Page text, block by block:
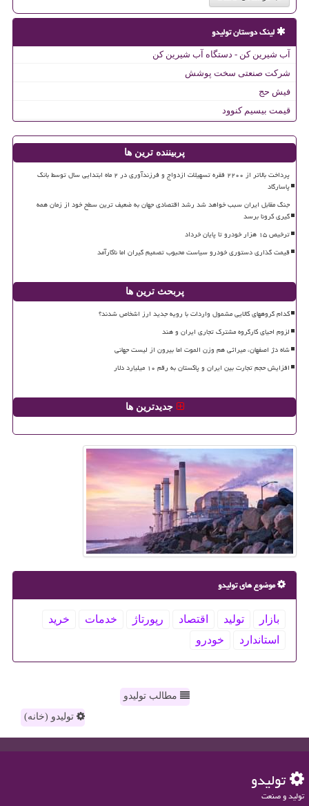
لینک دوستان تولیدو
آب شیرین کن - دستگاه آب شیرین کن
شرکت صنعتی سخت پوشش
فیش حج
قیمت بیسیم کنوود
پربیننده ترین ها
پرداخت بالاتر از ۲۲۰۰ فقره تسهیلات ازدواج و فرزندآوری در ۲ ماه ابتدایی سال توسط بانک
پاسارگاد
جنگ مقابل ایران سبب خواهد شد رشد اقتصادی جهان به ضعیف ترین سطح خود از زمان همه
گیری کرونا برسد
ترخیص ۱۵ هزار خودرو تا پایان خرداد
قیمت گذاری دستوری خودرو سیاست محبوب تصمیم گیران اما ناکارآمد
پربحث ترین ها
کدام گروههای کالایی مشمول واردات با رویه جدید ارز اشخاص شدند؟
لزوم احیای کارگروه مشترک تجاری ایران و هند
شاه دژ اصفهان، میراثی هم وزن الموت اما بیرون از لیست جهانی
افزایش حجم تجارت بین ایران و پاکستان به رقم ۱۰ میلیارد دلار
جدیدترین ها
موضوع های تولیدو
بازار تولید اقتصاد رپورتاژ خدمات
خرید
استاندارد
خودرو
مطالب تولیدو
تولیدو (خانه)
تولیدو
تولید و صنعت